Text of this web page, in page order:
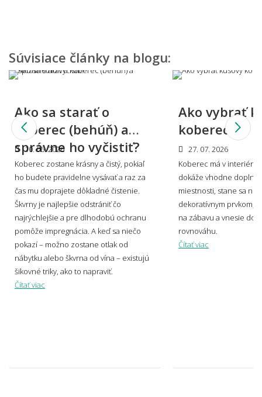
doma?
Viete mi miestnosť namodelovať aj do iného
štýlu interiéru?
🎨 Dizajn farby a štýl
👨‍Odpovede nižšie boli písané v spolupráci s profesionálnym
dizajnérom Miroslavom Holešom.
Aké sú súčasné trendy v motívoch
kobercov?
Ako zladiť koberec s nábytkom a podlahou?
Súvisiace články na blogu:
Ako sa starať o
koberec (behúň) a
správne ho vyčistiť?
10. 06. 2026
Koberec zostane krásny a čistý, pokiaľ
ho budete pravidelne vysávať a raz za
čas mu doprajete dôkladné čistenie.
Škvrny je najlepšie odstrániť čo
najrýchlejšie a pre dlhodobú ochranu
pomôže impregnácia. A keď sa niečo
pokazí – možno zostane otlak od
nábytku alebo škvrna od vína – existujú
šikovné triky, ako to napraviť.
Čítať viac
Ako vybrať
koberec?
27. 07. 2026
Koberec má v interiéri
dokáže vhodne doplniť
miestnosti, stane sa
dekoratívnym prvkom,
na zábavu a vnesie do
rovnováhu.
Čítať viac